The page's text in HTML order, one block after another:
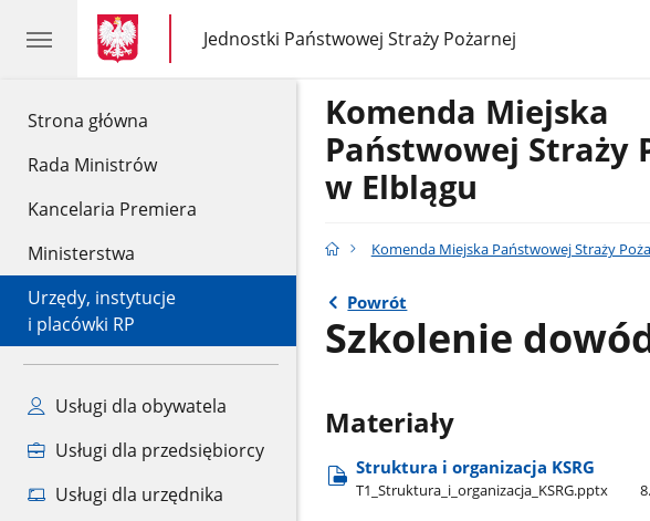
Strona główna
Rada Ministrów
Kancelaria Premiera
Ministerstwa
Urzędy, instytucje
i placówki RP
Usługi dla obywatela
Usługi dla przedsiębiorcy
Usługi dla urzędnika
gov.pl
gov.pl
Jednostki Państwowej Straży Pożarnej
gov.pl
Jednostki
Państwowej
Komenda Miejska
Państwowej Straży
w Elblągu
Komenda Miejska Państwowej Straży
Powrót
Szkolenie
Materiały
Struktura i organizacja KSRG
T1​_Struktura​_i​_organizacja​_KSRG.pptx